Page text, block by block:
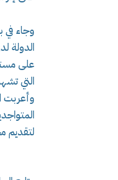
وجاء في
الدولة
على
التي
وأعربت
لتقديم